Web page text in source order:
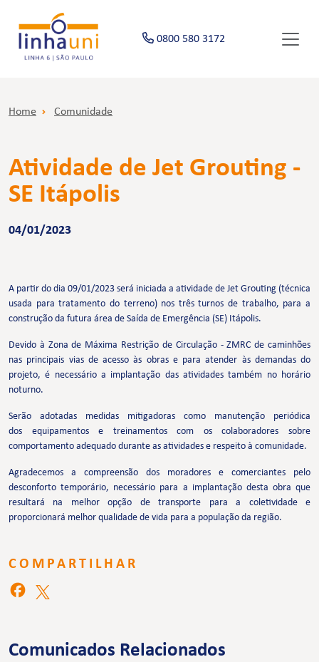
0800 580 3172
Home Comunidade
Atividade de Jet Grouting -
SE Itápolis
04/01/2023
A partir do dia 09/01/2023 será iniciada a atividade de Jet Grouting (técnica
usada para tratamento do terreno) nos três turnos de trabalho, para a
construção da futura área de Saída de Emergência (SE) Itápolis.
Devido à Zona de Máxima Restrição de Circulação - ZMRC de caminhões
nas principais vias de acesso às obras e para atender às demandas do
projeto, é necessário a implantação das atividades também no horário
noturno.
Serão adotadas medidas mitigadoras como manutenção periódica
dos equipamentos e treinamentos com os colaboradores sobre
comportamento adequado durante as atividades e respeito à comunidade.
Agradecemos a compreensão dos moradores e comerciantes pelo
desconforto temporário, necessário para a implantação desta obra que
resultará na melhor opção de transporte para a coletividade e
proporcionará melhor qualidade de vida para a população da região.
COMPARTILHAR
Comunicados Relacionados